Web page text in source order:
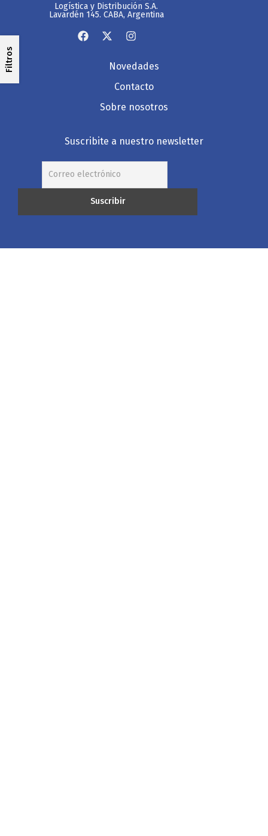
Filtros
Logística y Distribución S.A.
Lavardén 145. CABA, Argentina
Novedades
Contacto
Sobre nosotros
Suscribite a nuestro newsletter